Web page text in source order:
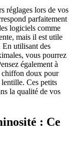
réglages lors de vos
parfaitement
logiciels comme
mais il est utile
En utilisant des
vous pourrez
également à
chiffon doux pour
Ces petits
la qualité de vos
: Ce